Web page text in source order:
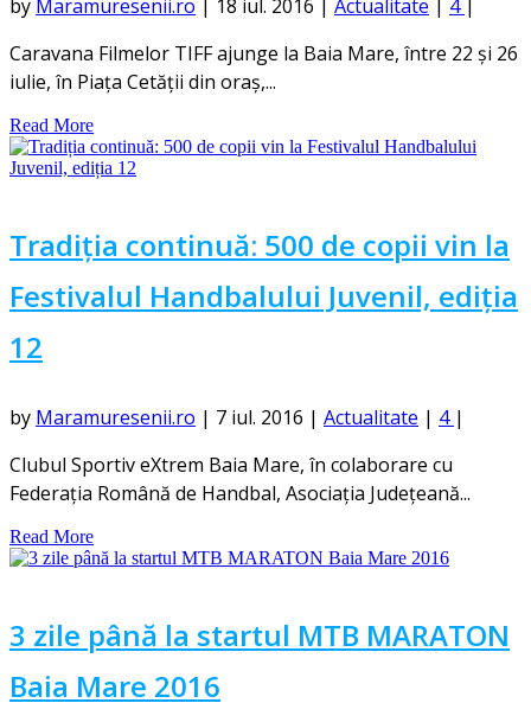
by Maramuresenii.ro 18 iul. 2016 Actualitate 4
Caravana Filmelor TIFF ajunge la Baia Mare, între 22 și 26
iulie, în Piața Cetății din oraș,...
Read More
Tradiția continuă: 500 de copii vin la
Festivalul Handbalului Juvenil, ediția
12
by Maramuresenii.ro | 7 iul. 2016 | Actualitate | 4 |
Clubul Sportiv eXtrem Baia Mare, în colaborare cu
Federația Română de Handbal, Asociația Județeană...
Read More
3 zile până la startul MTB MARATON
Baia Mare 2016